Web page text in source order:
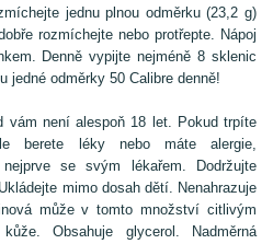
jednu plnou odměrku (23,2 g)
rozmíchejte nebo protřepte. Nápoj
Denně vypijte nejméně 8 sklenic
jedné odměrky 50 Calibre denně!
vám není alespoň 18 let. Pokud trpíte
berete léky nebo máte alergie,
se svým lékařem. Dodržujte
mimo dosah dětí. Nenahrazuje
může v tomto množství citlivým
Obsahuje glycerol. Nadměrná